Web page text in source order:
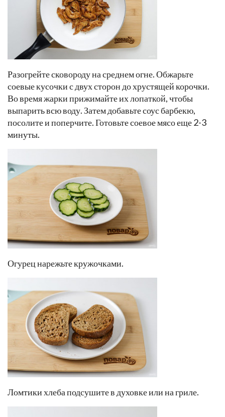
Разогрейте сковороду на среднем огне. Обжарьте
соевые кусочки с двух сторон до хрустящей корочки.
Во время жарки прижимайте их лопаткой, чтобы
выпарить всю воду. Затем добавьте соус барбекю,
посолите и поперчите. Готовьте соевое мясо еще 2-3
минуты.
Огурец нарежьте кружочками.
Ломтики хлеба подсушите в духовке или на гриле.